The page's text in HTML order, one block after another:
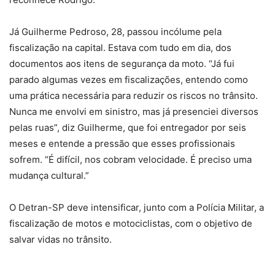
Já Guilherme Pedroso, 28, passou incólume pela
fiscalização na capital. Estava com tudo em dia, dos
documentos aos itens de segurança da moto. “Já fui
parado algumas vezes em fiscalizações, entendo como
uma prática necessária para reduzir os riscos no trânsito.
Nunca me envolvi em sinistro, mas já presenciei diversos
pelas ruas”, diz Guilherme, que foi entregador por seis
meses e entende a pressão que esses profissionais
sofrem. “É difícil, nos cobram velocidade. É preciso uma
mudança cultural.”
O Detran-SP deve intensificar, junto com a Polícia Militar, a
fiscalização de motos e motociclistas, com o objetivo de
salvar vidas no trânsito.